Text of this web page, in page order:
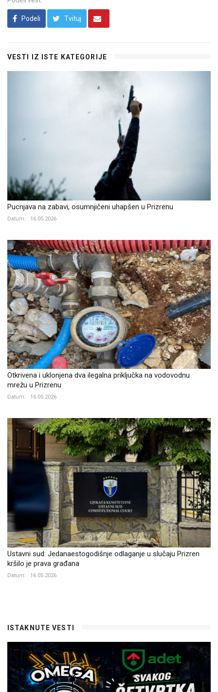
Podeli Tvituj
VESTI IZ ISTE KATEGORIJE
Pucnjava na zabavi, osumnjičeni uhapšen u Prizrenu
Datum: 16.05.2026
Otkrivena i uklonjena dva ilegalna priključka na vodovodnu
mrežu u Prizrenu
Datum: 16.05.2026
Ustavni sud: Jedanaestogodišnje odlaganje u slučaju Prizren
kršilo je prava građana
Datum: 16.05.2026
ISTAKNUTE VESTI